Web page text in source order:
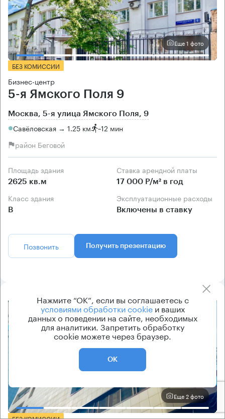
Еще 1 фото
БЕЗ КОМИССИИ
Бизнес-центр
5-я Ямского Поля 9
Москва, 5-я улица Ямского Поля, 9
Савёловская → 1.25 км ~12 мин
район Беговой
Площадь здания
2625 кв.м
Ставка арендной платы
17 000 Р/м² в год
Класс здания
B
Эксплуатационные расходы
Включены в ставку
Позвонить Получить презентацию
Еще 2 фото
Нажмите “ОК”, если вы соглашаетесь с
условиями обработки cookieи ваших
данных о поведении на сайте, необходимых
для аналитики. Запретить обработку
cookie можете через браузер.
ОК